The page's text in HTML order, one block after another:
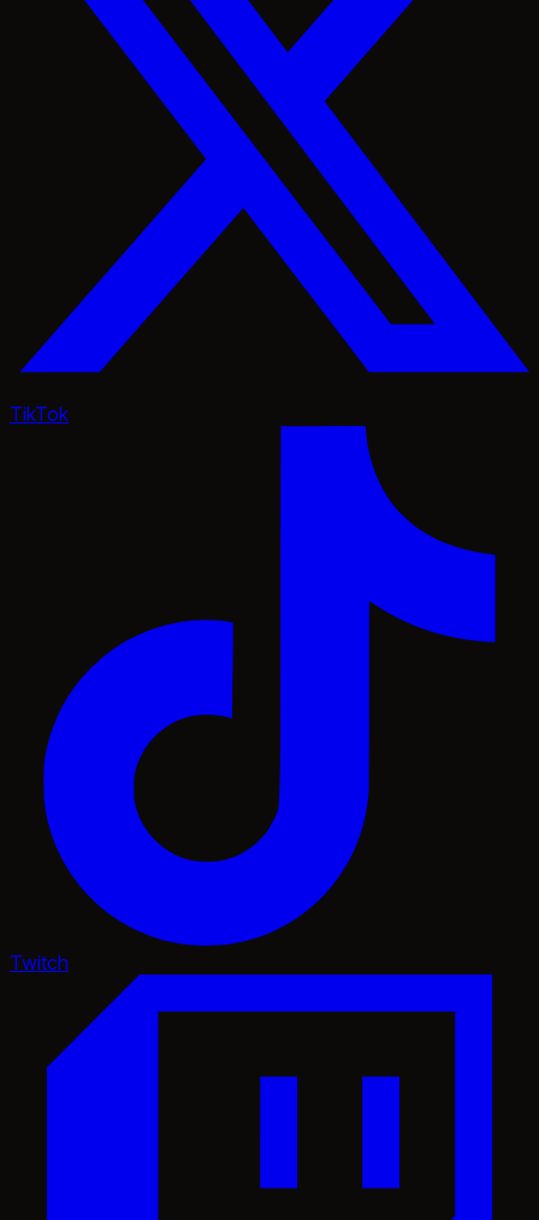
TikTok
Twitch